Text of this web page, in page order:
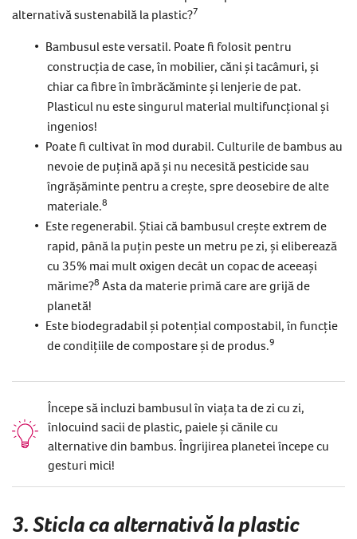
alternativă sustenabilă la plastic?7
Bambusul este versatil. Poate fi folosit pentru
construcția de case, în mobilier, căni și tacâmuri, și
chiar ca fibre în îmbrăcăminte și lenjerie de pat.
Plasticul nu este singurul material multifuncțional și
ingenios!
Poate fi cultivat în mod durabil. Culturile de bambus au
nevoie de puțină apă și nu necesită pesticide sau
îngrășăminte pentru a crește, spre deosebire de alte
materiale.8
Este regenerabil. Știai că bambusul crește extrem de
rapid, până la puțin peste un metru pe zi, și eliberează
cu 35% mai mult oxigen decât un copac de aceeași
mărime?8 Asta da materie primă care are grijă de
planetă!
Este biodegradabil și potențial compostabil, în funcție
de condițiile de compostare și de produs.9
Începe să incluzi bambusul în viața ta de zi cu zi,
înlocuind sacii de plastic, paiele și cănile cu
alternative din bambus. Îngrijirea planetei începe cu
gesturi mici!
3. Sticla ca alternativă la plastic